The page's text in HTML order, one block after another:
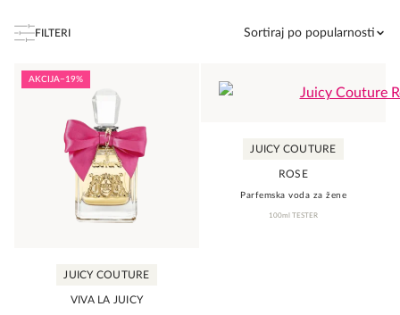
FILTERI Sortiraj po popularnosti
AKCIJA−19%
JUICY COUTURE
VIVA LA JUICY
JUICY COUTURE
ROSE
Parfemska voda za žene
100ml TESTER